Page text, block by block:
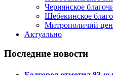
Чернянское
Шебекинское
Митрополичий
Актуально
Последние новости